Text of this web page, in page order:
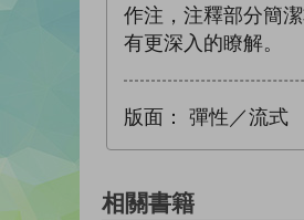
作注，注釋部分簡
有更深入的瞭解。
版面： 彈性／流式
相關書籍